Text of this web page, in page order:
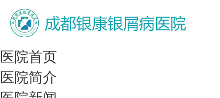
医院首页
医院简介